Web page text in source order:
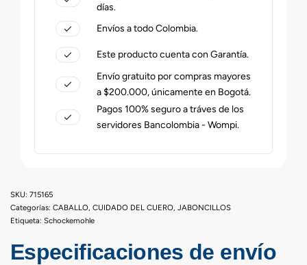
días.
Envíos a todo Colombia.
Este producto cuenta con Garantía.
Envío gratuito por compras mayores
a $200.000, únicamente en Bogotá.
Pagos 100% seguro a tráves de los
servidores Bancolombia - Wompi.
715165
Categorías: CABALLO CUIDADO DEL CUERO JABONCILLOS
Etiqueta: Schockemohle
Especificaciones de envío